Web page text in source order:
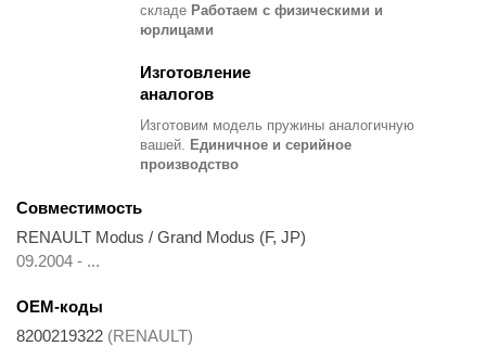
складе Работаем с физическими и
юрлицами
Изготовление
аналогов
Изготовим модель пружины аналогичную
вашей. Единичное и серийное
производство
Совместимость
RENAULT Modus / Grand Modus (F, JP)
09.2004 - ...
OEM-коды
8200219322 (RENAULT)